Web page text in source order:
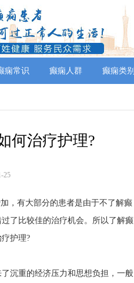
痫常识 癫痫人群 癫痫类别
何治疗护理?
25
，有大部分的患者是由于不了解癫
了比较佳的治疗机会。所以了解癫
护理?
沉重的经济压力和思想负担，一般